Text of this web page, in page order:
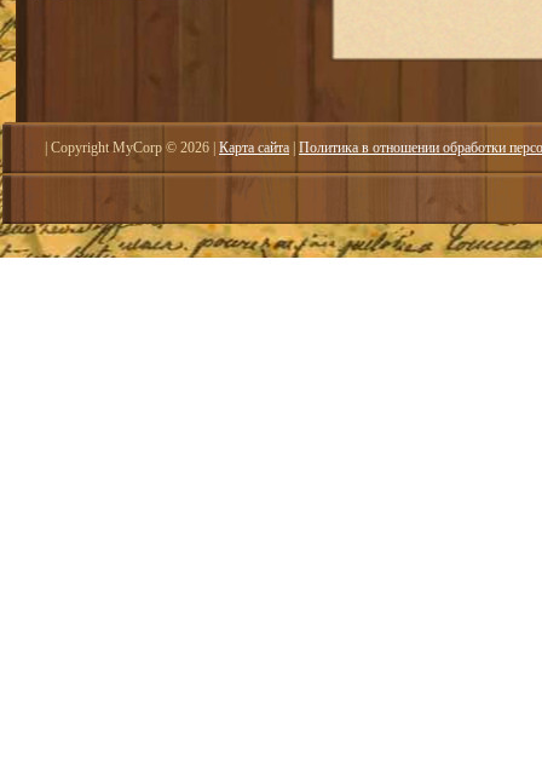
| Copyright MyCorp © 2026 | Карта сайта | Политика в отношении обработки